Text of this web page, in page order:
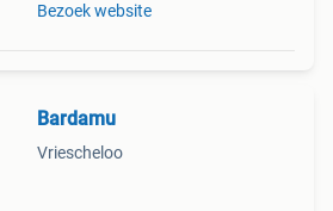
Bezoek website
Bardamu
Vriescheloo